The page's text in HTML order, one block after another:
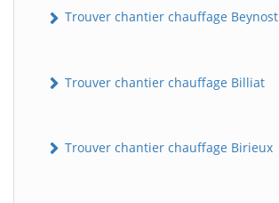
Trouver chantier chauffage Beynost
Trouver chantier chauffage Billiat
Trouver chantier chauffage Birieux